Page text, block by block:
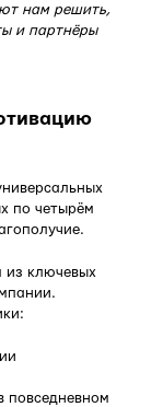
нам решить,
и партнёры
по четырём
из ключевых
повседневном